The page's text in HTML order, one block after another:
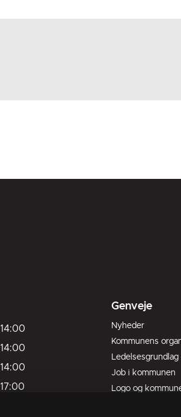
14:00
14:00
14:00
17:00
Genveje
Nyheder
Kommunens
Job i kommunen
Logo og